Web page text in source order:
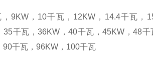
9KW，10千瓦，12KW，14.4千瓦，
千瓦，36KW，40千瓦，45KW，48
千瓦，96KW，100千瓦